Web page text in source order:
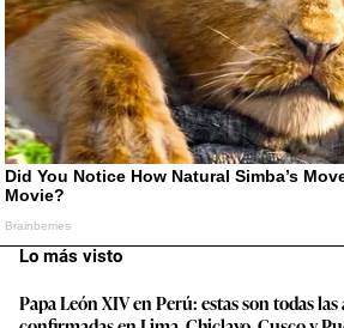
Lo más visto
Papa León XIV en Perú: estas son todas